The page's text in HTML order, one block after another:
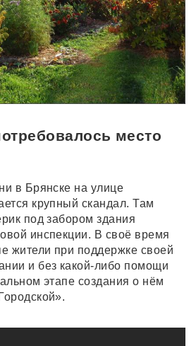
место
в Брянске на улице
крупный скандал. Там
под забором здания
инспекции. В своё время
жители при поддержке своей
и без какой-либо помощи
этапе создания о нём